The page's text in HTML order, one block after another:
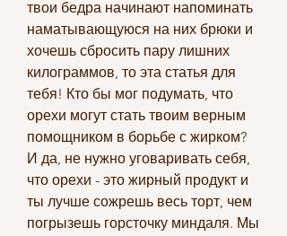
твои бедра начинают напоминать
наматывающуюся на них брюки и
хочешь сбросить пару лишних
килограммов, то эта статья для
тебя! Кто бы мог подумать, что
орехи могут стать твоим верным
помощником в борьбе с жирком?
И да, не нужно уговаривать себя,
что орехи - это жирный продукт и
ты лучше сожрешь весь торт, чем
погрызешь горсточку миндаля. Мы